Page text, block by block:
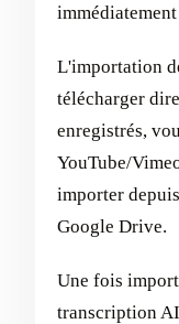
L'importation
télécharger
enregistrés,
YouTube/
importer
Google Drive.
Une fois
transcription